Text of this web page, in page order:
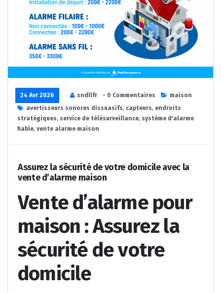
24 Avr 2026 sndllfr - 0 Commentaires
maison
avertisseurs sonores dissuasifs, capteurs, endroits
stratégiques, service de télésurveillance, système d'alarme
fiable, vente alarme maison
Assurez la sécurité de votre domicile avec la
vente d’alarme maison
Vente d’alarme pour
maison : Assurez la
sécurité de votre
domicile